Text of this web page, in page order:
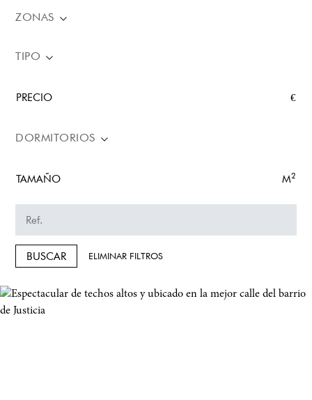
ZONAS
TIPO
PRECIO €
DORMITORIOS
TAMAÑO M2
BUSCAR ELIMINAR FILTROS